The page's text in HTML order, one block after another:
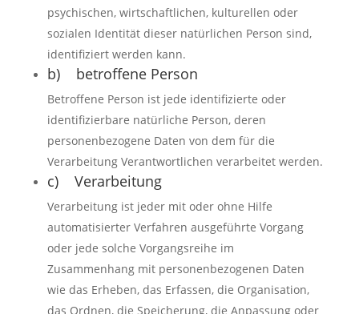
psychischen, wirtschaftlichen, kulturellen oder
sozialen Identität dieser natürlichen Person sind,
identifiziert werden kann.
b) betroffene Person
Betroffene Person ist jede identifizierte oder
identifizierbare natürliche Person, deren
personenbezogene Daten von dem für die
Verarbeitung Verantwortlichen verarbeitet werden.
c) Verarbeitung
Verarbeitung ist jeder mit oder ohne Hilfe
automatisierter Verfahren ausgeführte Vorgang
oder jede solche Vorgangsreihe im
Zusammenhang mit personenbezogenen Daten
wie das Erheben, das Erfassen, die Organisation,
das Ordnen, die Speicherung, die Anpassung oder